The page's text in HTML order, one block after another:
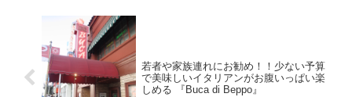
若者や家族連れにお勧め！！少ない予算
で美味しいイタリアンがお腹いっぱい楽
しめる 『Buca di Beppo』